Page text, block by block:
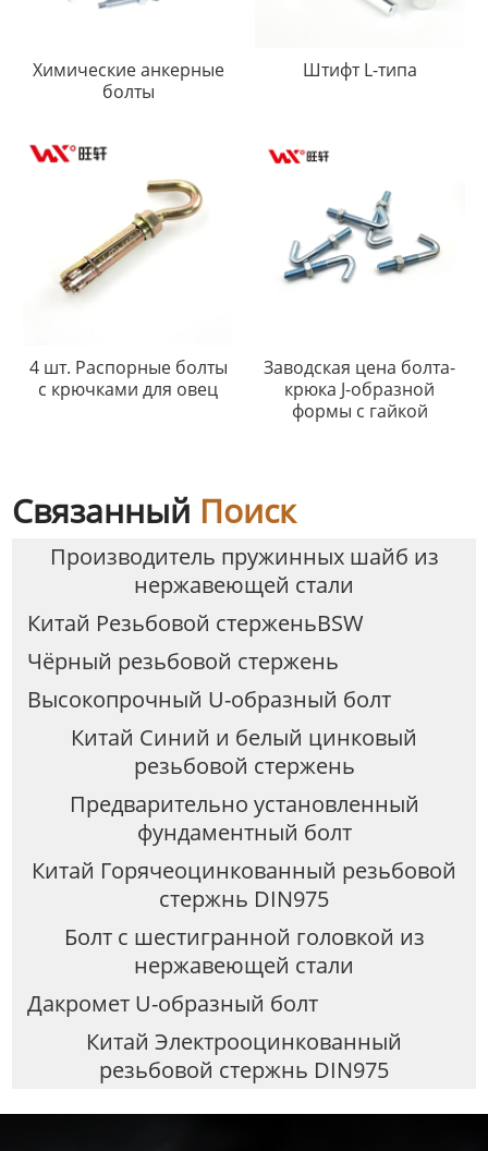
Химические анкерные
болты
Штифт L-типа
4 шт. Распорные болты
с крючками для овец
Заводская цена болта-
крюка J-образной
формы с гайкой
Связанный Поиск
Производитель пружинных шайб из
нержавеющей стали
Китай Резьбовой стерженьBSW
Чёрный резьбовой стержень
Высокопрочный U-образный болт
Китай Синий и белый цинковый
резьбовой стержень
Предварительно установленный
фундаментный болт
Китай Горячеоцинкованный резьбовой
стержнь DIN975
Болт с шестигранной головкой из
нержавеющей стали
Дакромет U-образный болт
Китай Электрооцинкованный
резьбовой стержнь DIN975